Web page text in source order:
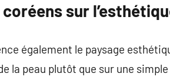
sur
également le paysage
la peau plutôt que sur une